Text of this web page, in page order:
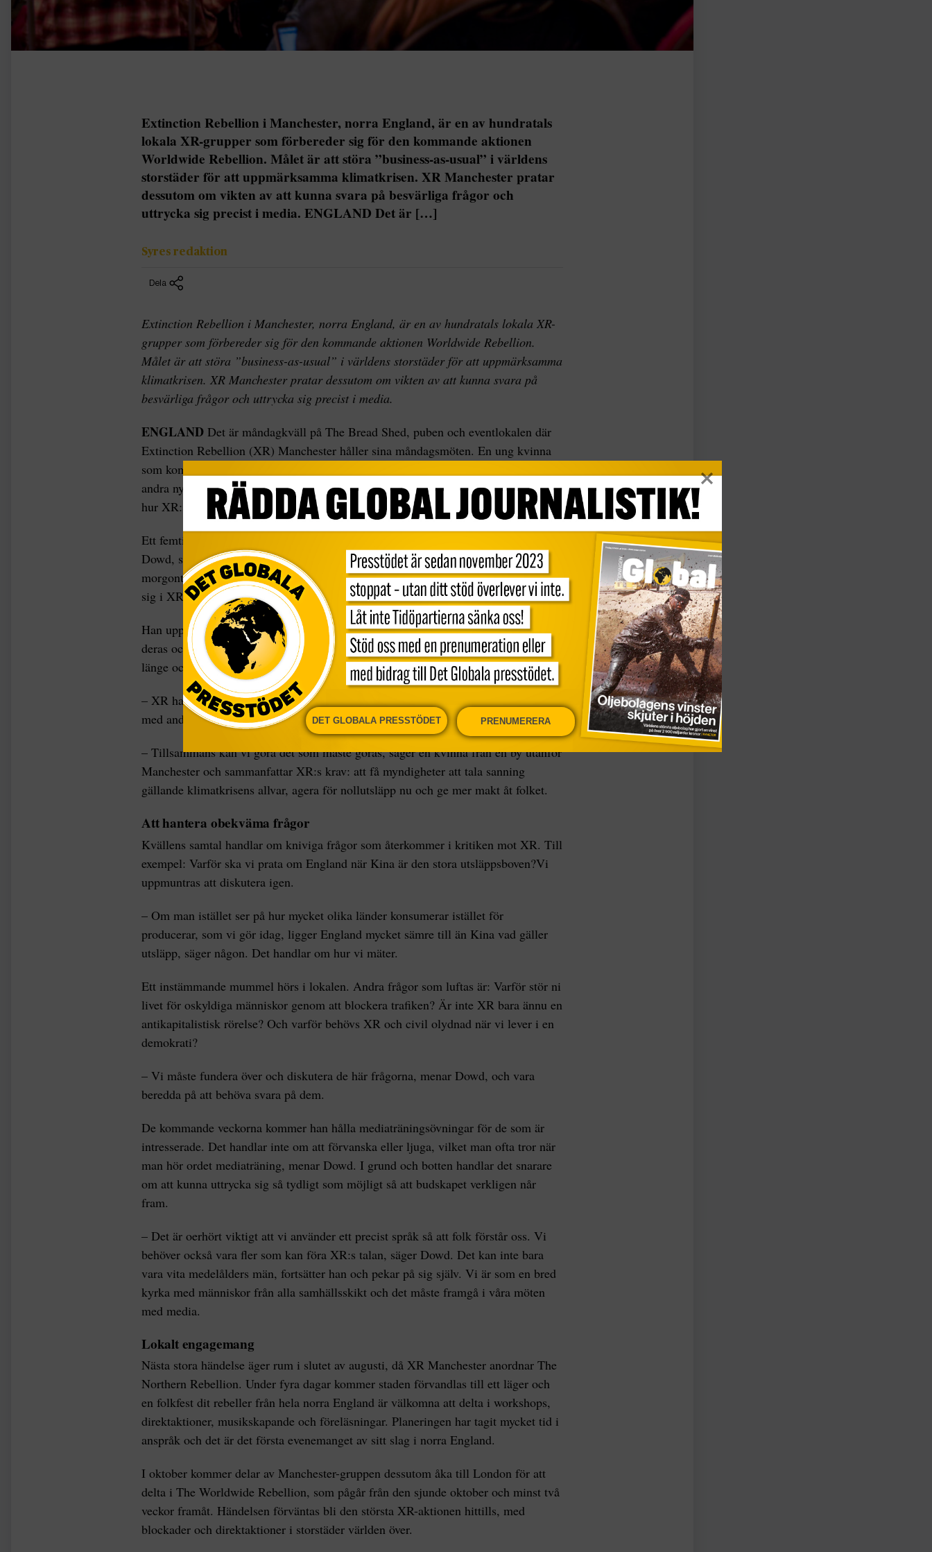
Extinction Rebellion i Manchester, norra England, är en av hundratals
lokala XR-grupper som förbereder sig för den kommande aktionen
Worldwide Rebellion. Målet är att störa ”business-as-usual” i världens
storstäder för att uppmärksamma klimatkrisen. XR Manchester pratar
dessutom om vikten av att kunna svara på besvärliga frågor och
uttrycka sig precist i media. ENGLAND Det är […]
Syres redaktion
Dela
Extinction Rebellion i Manchester, norra England, är en av hundratals lokala XR-
grupper som förbereder sig för den kommande aktionen Worldwide Rebellion.
Målet är att störa ”business-as-usual” i världens storstäder för att uppmärksamma
klimatkrisen. XR Manchester pratar dessutom om vikten av att kunna svara på
besvärliga frågor och uttrycka sig precist i media.
ENGLAND Det är måndagkväll på The Bread Shed, puben och eventlokalen där
Extinction Rebellion (XR) Manchester håller sina måndagsmöten. En ung kvinna
som kommit för första gången står efter några minuter vid ingången och välkomnar
andra nya rekryter och bjuder på ekologiska vindruvor. Scenen säger någonting om
hur XR:s organisering fungerar: om du ser ett jobb så är det ditt.
Ett femtiotal personer slår sig ner när kvällens gäst, TV- och radiomannen Mark
Dowd, ställer sig vid mikrofonen. Dowd har arbetat för engelska BBC och
morgontidningen Manchester Evening News i över trettio år och har nu involverat
sig i XR som mediatränare.
Han uppmanar de närvarande att ta några minuter för att prata med sin granne om
deras och sin egen resa till XR. Många har varit frustrerade över miljösituationen
länge och deras individuella insatser har känts otillräckliga.
– XR har blivit en väg att kanalisera frustrationen och göra något åt den i sällskap
med andra, säger en man från Italien.
– Tillsammans kan vi göra det som måste göras, säger en kvinna från en by utanför
Manchester och sammanfattar XR:s krav: att få myndigheter att tala sanning
gällande klimatkrisens allvar, agera för nollutsläpp nu och ge mer makt åt folket.
Att hantera obekväma frågor
Kvällens samtal handlar om kniviga frågor som återkommer i kritiken mot XR. Till
exempel: Varför ska vi prata om England när Kina är den stora utsläppsboven?Vi
uppmuntras att diskutera igen.
– Om man istället ser på hur mycket olika länder konsumerar istället för
producerar, som vi gör idag, ligger England mycket sämre till än Kina vad gäller
utsläpp, säger någon. Det handlar om hur vi mäter.
Ett instämmande mummel hörs i lokalen. Andra frågor som luftas är: Varför stör ni
livet för oskyldiga människor genom att blockera trafiken? Är inte XR bara ännu en
antikapitalistisk rörelse? Och varför behövs XR och civil olydnad när vi lever i en
demokrati?
– Vi måste fundera över och diskutera de här frågorna, menar Dowd, och vara
beredda på att behöva svara på dem.
De kommande veckorna kommer han hålla mediaträningsövningar för de som är
intresserade. Det handlar inte om att förvanska eller ljuga, vilket man ofta tror när
man hör ordet mediaträning, menar Dowd. I grund och botten handlar det snarare
om att kunna uttrycka sig så tydligt som möjligt så att budskapet verkligen når
fram.
– Det är oerhört viktigt att vi använder ett precist språk så att folk förstår oss. Vi
behöver också vara fler som kan föra XR:s talan, säger Dowd. Det kan inte bara
vara vita medelålders män, fortsätter han och pekar på sig själv. Vi är som en bred
kyrka med människor från alla samhällsskikt och det måste framgå i våra möten
med media.
Lokalt engagemang
Nästa stora händelse äger rum i slutet av augusti, då XR Manchester anordnar The
Northern Rebellion. Under fyra dagar kommer staden förvandlas till ett läger och
en folkfest dit rebeller från hela norra England är välkomna att delta i workshops,
direktaktioner, musikskapande och föreläsningar. Planeringen har tagit mycket tid i
anspråk och det är det första evenemanget av sitt slag i norra England.
I oktober kommer delar av Manchester-gruppen dessutom åka till London för att
delta i The Worldwide Rebellion, som pågår från den sjunde oktober och minst två
veckor framåt. Händelsen förväntas bli den största XR-aktionen hittills, med
blockader och direktaktioner i storstäder världen över.
DET GLOBALA PRESSTÖDET PRENUMERERA